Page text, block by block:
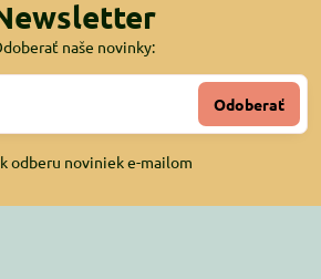
naše novinky:
Odoberať
odberu noviniek e-mailom